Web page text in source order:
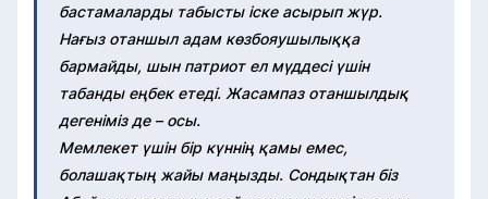
бастамаларды табысты іске асырып жүр.
Нағыз отаншыл адам көзбояушылыққа
бармайды, шын патриот ел мүддесі үшін
табанды еңбек етеді. Жасампаз отаншылдық
дегеніміз де – осы.
Мемлекет үшін бір күннің қамы емес,
болашақтың жайы маңызды. Сондықтан біз